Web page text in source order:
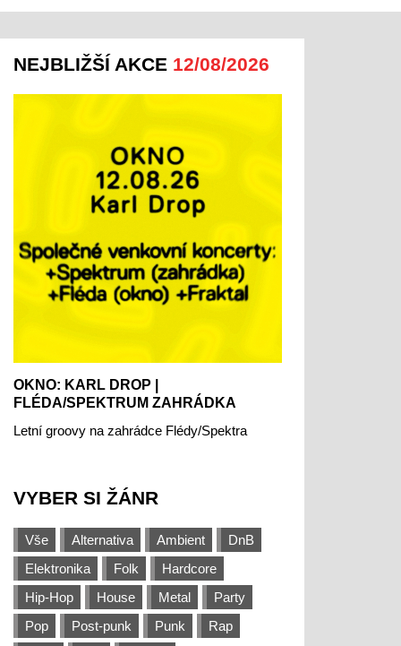
NEJBLIŽŠÍ AKCE 12/08/2026
OKNO: KARL DROP |
FLÉDA/SPEKTRUM ZAHRÁDKA
Letní groovy na zahrádce Flédy/Spektra
VYBER SI ŽÁNR
Vše Alternativa Ambient
DnB
Elektronika
Folk
Hardcore
Hip-Hop
House Metal
Party
Pop
Post-punk Punk
Rap